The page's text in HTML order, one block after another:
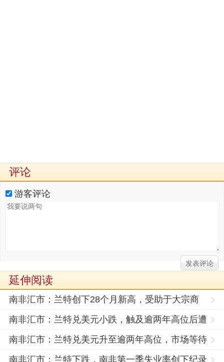
评论
游客评论
延伸阅读
南非汇市：兰特创下28个月新高，受助于大宗商
品价格上涨和
南非汇市：兰特兑美元小跌，触及逾两年高位后遭
遇获利了结
南非汇市：兰特兑美元升至逾两年高位，市场等待
周五美国就
南非汇市：兰特下跌，南非第一季失业率创下纪录